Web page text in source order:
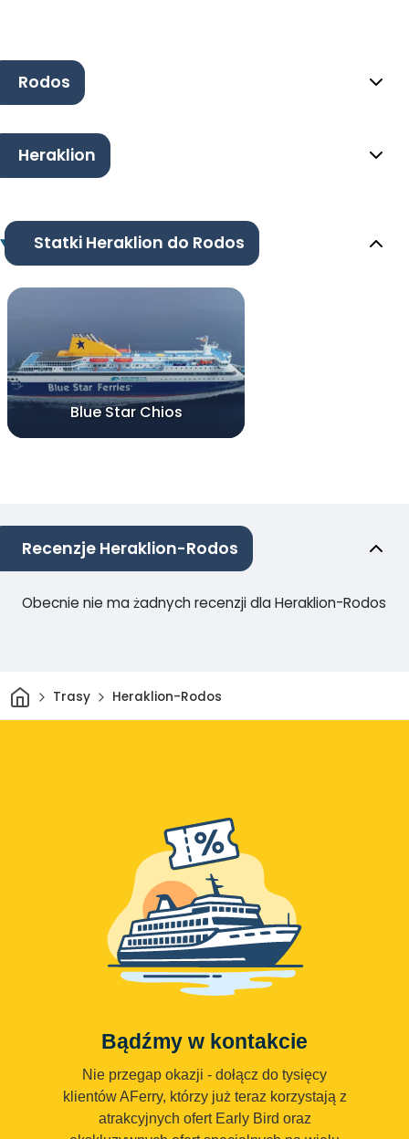
Rodos
Heraklion
Statki Heraklion do Rodos
Blue Star Chios
Recenzje Heraklion-Rodos
Obecnie nie ma żadnych recenzji dla Heraklion-Rodos
DomTrasy Heraklion-Rodos
Bądźmy w kontakcie
Nie przegap okazji - dołącz do tysięcy
klientów AFerry, którzy już teraz korzystają z
atrakcyjnych ofert Early Bird oraz